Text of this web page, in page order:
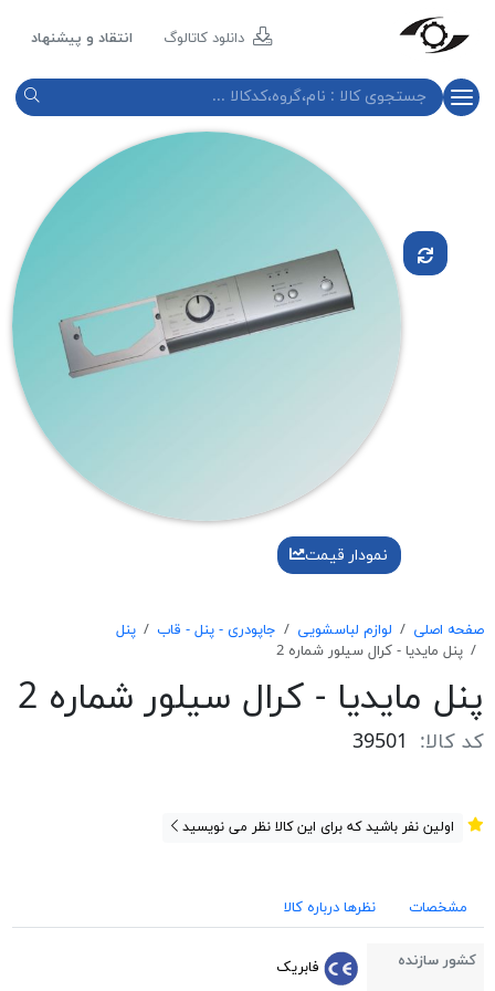
دانلود کاتالوگ انتقاد و پیشنهاد
نمودار قیمت
صفحه اصلی لوازم لباسشویی جاپودری - پنل - قاب
پنل
پنل مايديا - كرال سيلور شماره 2
پنل مايديا - كرال سيلور شماره 2
کد کالا: 39501
اولین نفر باشید که برای این کالا نظر می نویسید
مشخصات نظرها درباره کالا
کشور سازنده فابریک